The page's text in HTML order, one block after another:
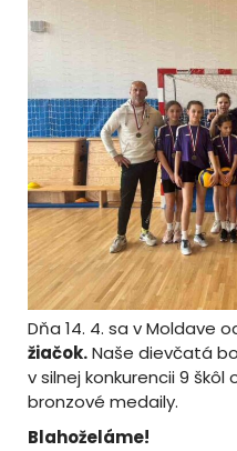
Dňa 14. 4. sa v Moldave
žiačok.Naše dievčatá
v silnej konkurencii 9 škôl
bronzové medaily.
Blahoželáme!